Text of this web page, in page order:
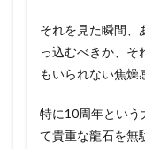
それを見た瞬間、
っ込むべきか、そ
もいられない焦燥
特に10周年という
て貴重な龍石を無